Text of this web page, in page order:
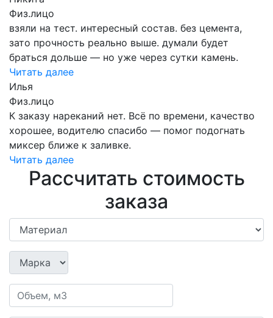
Физ.лицо
взяли на тест. интересный состав. без цемента,
зато прочность реально выше. думали будет
браться дольше — но уже через сутки камень.
Читать далее
Илья
Физ.лицо
К заказу нареканий нет. Всё по времени, качество
хорошее, водителю спасибо — помог подогнать
миксер ближе к заливке.
Читать далее
Рассчитать стоимость
заказа